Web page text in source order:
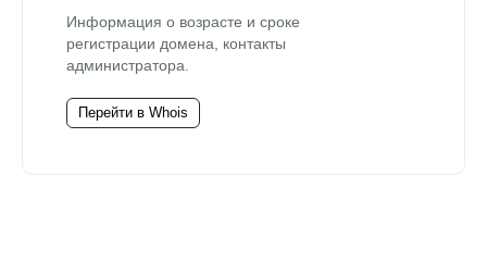
Информация о возрасте и сроке
регистрации домена, контакты
администратора.
Перейти в Whois